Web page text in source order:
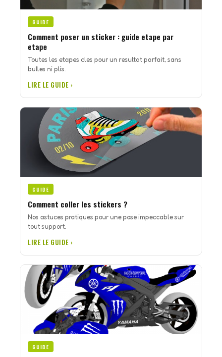
GUIDE
Comment poser un sticker : guide etape par
etape
Toutes les etapes cles pour un resultat parfait, sans
bulles ni plis.
LIRE LE GUIDE ›
GUIDE
Comment coller les stickers ?
Nos astuces pratiques pour une pose impeccable sur
tout support.
LIRE LE GUIDE ›
GUIDE